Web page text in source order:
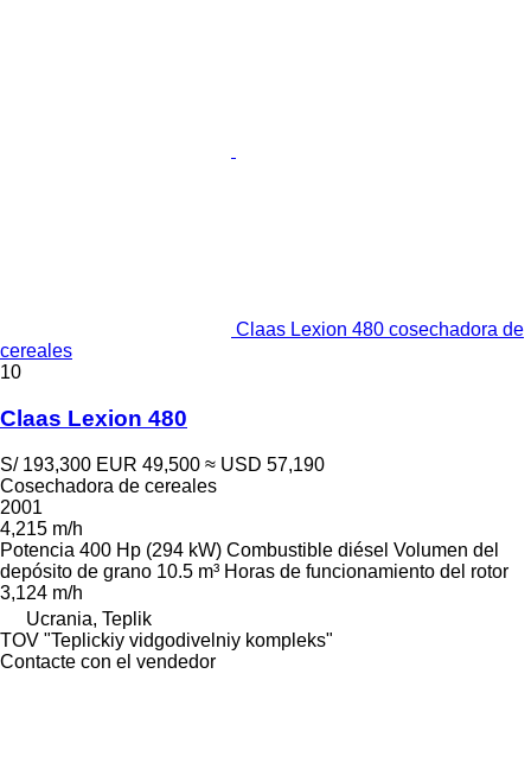
Claas Lexion 480 cosechadora de
cereales
10
Claas Lexion 480
S/ 193,300 EUR 49,500 ≈ USD 57,190
Cosechadora de cereales
2001
4,215 m/h
Potencia 400 Hp (294 kW) Combustible diésel Volumen del
depósito de grano 10.5 m³ Horas de funcionamiento del rotor
3,124 m/h
Ucrania, Teplik
TOV "Teplickiy vidgodivelniy kompleks"
Contacte con el vendedor